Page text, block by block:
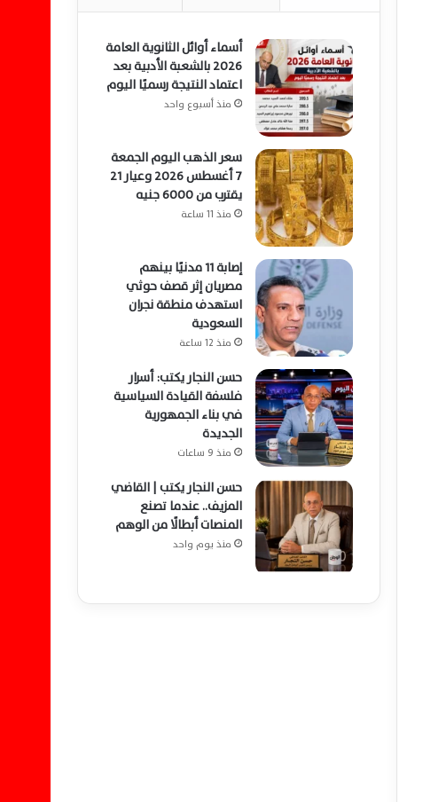
أسماء أوائل الثانوية العامة
2026 بالشعبة الأدبية بعد
اعتماد النتيجة رسميًا اليوم
منذ أسبوع واحد
سعر الذهب اليوم الجمعة
7 أغسطس 2026 وعيار 21
يقترب من 6000 جنيه
منذ 11 ساعة
إصابة 11 مدنيًا بينهم
مصريان إثر قصف حوثي
استهدف منطقة نجران
السعودية
منذ 12 ساعة
حسن النجار يكتب: أسرار
فلسفة القيادة السياسية
في بناء الجمهورية
الجديدة
منذ 9 ساعات
حسن النجار يكتب | القاضي
المزيف.. عندما تصنع
المنصات أبطالًا من الوهم
منذ يوم واحد